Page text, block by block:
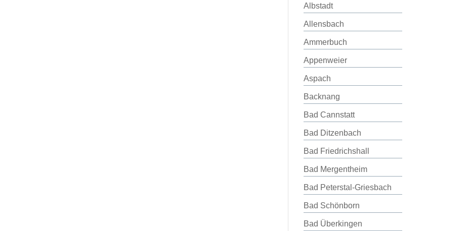
Albstadt
Allensbach
Ammerbuch
Appenweier
Aspach
Backnang
Bad Cannstatt
Bad Ditzenbach
Bad Friedrichshall
Bad Mergentheim
Bad Peterstal-Griesbach
Bad Schönborn
Bad Überkingen